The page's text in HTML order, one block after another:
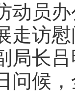
动员
走访
局长
问候